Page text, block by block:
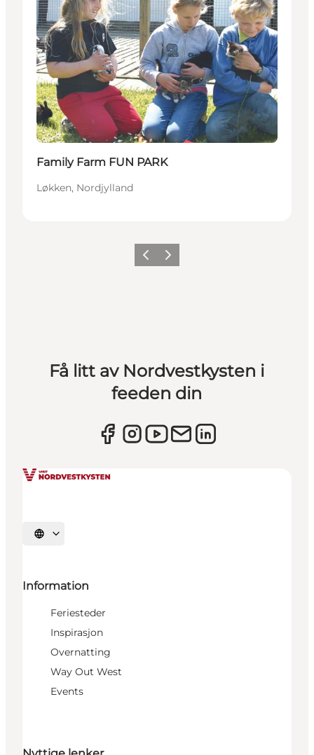
Family Farm FUN PARK
Løkken, Nordjylland
ForrigeNeste
Få litt av Nordvestkysten i
feeden din
Velg språk
Information
Feriesteder
Inspirasjon
Overnatting
Way Out West
Events